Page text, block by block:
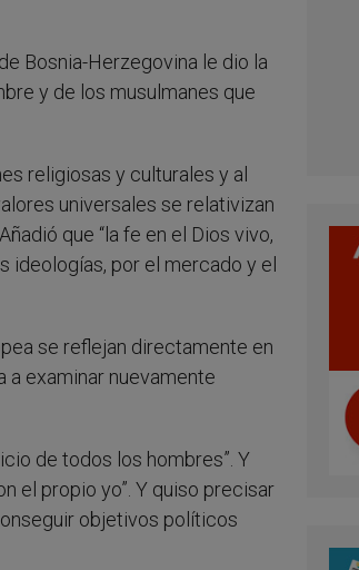
Bosnia-Herzegovina le dio la
y de los musulmanes que
religiosas y culturales y al
universales se relativizan
que “la fe en el Dios vivo,
ideologías, por el mercado y el
se reflejan directamente en
a examinar nuevamente
de todos los hombres”. Y
el propio yo”. Y quiso precisar
objetivos políticos